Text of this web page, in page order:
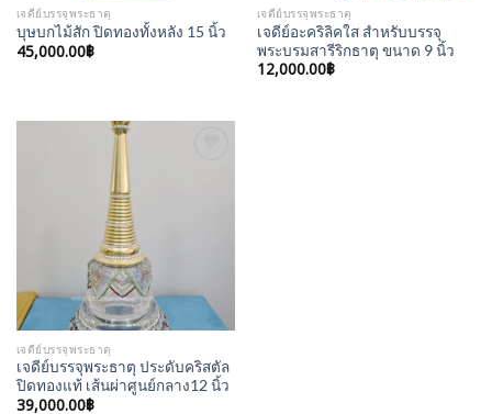
เจดีย์บรรจุพระธาตุ
บุษบกไม้สัก ปิดทองทั้งหลัง 15 นิ้ว
45,000.00฿
เจดีย์บรรจุพระธาตุ
เจดีย์อะคริลิคใส สำหรับบรรจุ
พระบรมสารีริกธาตุ ขนาด 9 นิ้ว
12,000.00฿
เจดีย์บรรจุพระธาตุ
เจดีย์บรรจุพระธาตุ ประดับคริสตัล
ปิดทองแท้ เส้นผ่าศูนย์กลาง12 นิ้ว
39,000.00฿